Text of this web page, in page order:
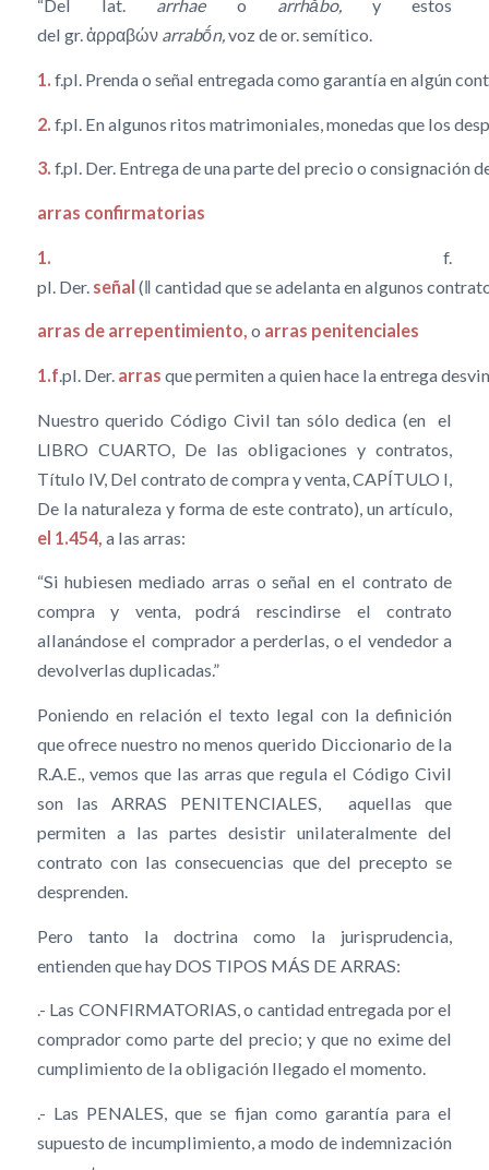
“Del lat. arrhaeo arrhăbo,y estos
del gr. ἀρραβών arrabṓn,voz de or. semítico.
1. f.pl. Prenda o señal entregada como garantía en algún
2. f.pl. En algunos ritos matrimoniales, monedas que los
3. f.pl. Der. Entrega de una parte del precio o consignación
arras confirmatorias
1.f.
pl. Der. señal (‖ cantidad que se adelanta en algunos
arras de arrepentimiento, o arras penitenciales
1.f.pl. Der. arras que permiten a quien hace la entrega
Nuestro querido Código Civil tan sólo dedica (en el
LIBRO CUARTO, De las obligaciones y contratos,
Título IV, Del contrato de compra y venta, CAPÍTULO I,
De la naturaleza y forma de este contrato), un artículo,
el 1.454, a las arras:
“Si hubiesen mediado arras o señal en el contrato de
compra y venta, podrá rescindirse el contrato
allanándose el comprador a perderlas, o el vendedor a
devolverlas duplicadas.”
Poniendo en relación el texto legal con la definición
que ofrece nuestro no menos querido Diccionario de la
R.A.E., vemos que las arras que regula el Código Civil
son las ARRAS PENITENCIALES, aquellas que
permiten a las partes desistir unilateralmente del
contrato con las consecuencias que del precepto se
desprenden.
Pero tanto la doctrina como la jurisprudencia,
entienden que hay DOS TIPOS MÁS DE ARRAS:
.- Las CONFIRMATORIAS, o cantidad entregada por el
comprador como parte del precio; y que no exime del
cumplimiento de la obligación llegado el momento.
.- Las PENALES, que se fijan como garantía para el
supuesto de incumplimiento, a modo de indemnización